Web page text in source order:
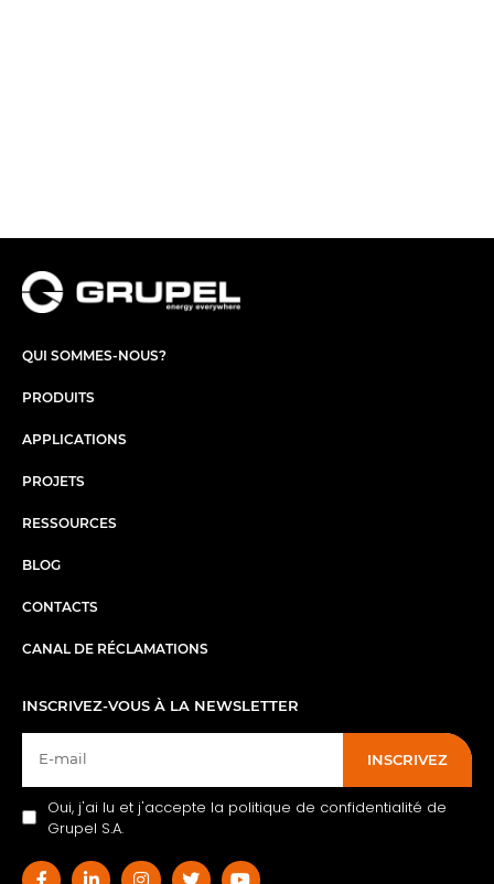
QUI SOMMES-NOUS?
PRODUITS
APPLICATIONS
PROJETS
RESSOURCES
BLOG
CONTACTS
CANAL DE RÉCLAMATIONS
INSCRIVEZ-VOUS À LA NEWSLETTER
INSCRIVEZ
Oui, j'ai lu et j'accepte la politique de confidentialité de
Grupel S.A.